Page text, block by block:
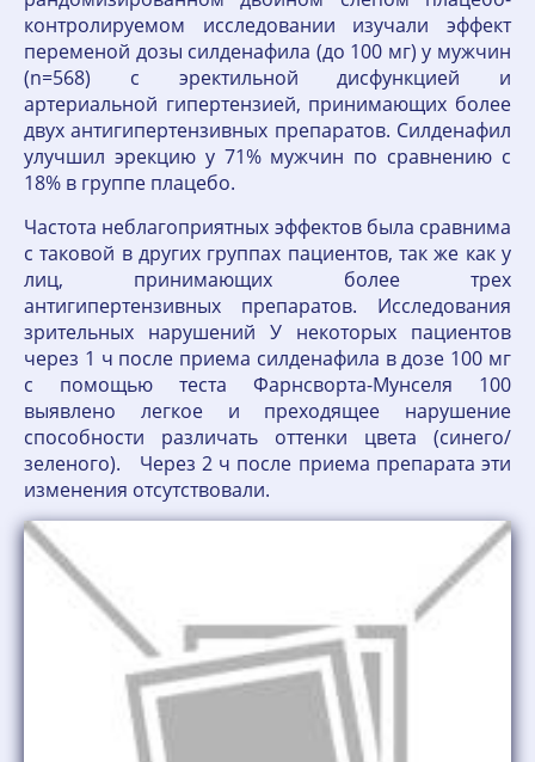
контролируемом исследовании изучали эффект
переменой дозы силденафила (до 100 мг) у мужчин
(n=568) с эректильной дисфункцией и
артериальной гипертензией, принимающих более
двух антигипертензивных препаратов. Силденафил
улучшил эрекцию у 71% мужчин по сравнению с
18% в группе плацебо.
Частота неблагоприятных эффектов была сравнима
с таковой в других группах пациентов, так же как у
лиц, принимающих более трех
антигипертензивных препаратов. Исследования
зрительных нарушений У некоторых пациентов
через 1 ч после приема силденафила в дозе 100 мг
с помощью теста Фарнсворта-Мунселя 100
выявлено легкое и преходящее нарушение
способности различать оттенки цвета (синего/
зеленого). Через 2 ч после приема препарата эти
изменения отсутствовали.